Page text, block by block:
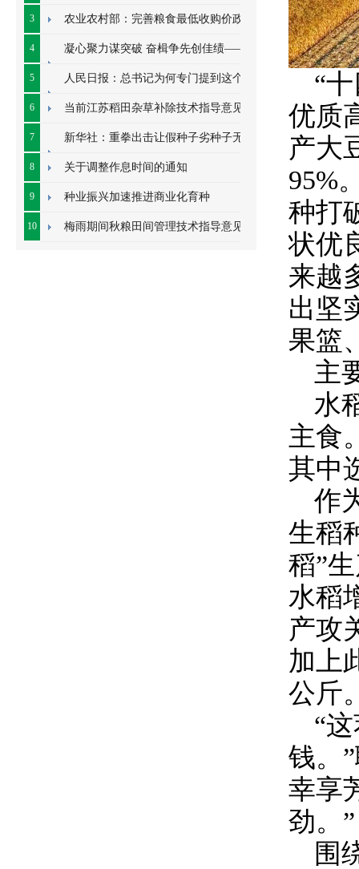
3 农业农村部：完善粮食最低收购价政策
4 凝心聚力谋突破 奋楫争先创佳绩——江
苏金土地种业2026年中总结会顺利开展
5 人民日报：总书记为何专门提到这个数
字
6 当前江苏稻田杂草补除技术指导意见
7 新华社：重拳出击让假种子劣种子无地
容身
8 关于调整作息时间的通知
9 种业振兴加速推进商业化育种
10 梅雨期间秋粮田间管理技术指导意见
“
优质
产大
95%
种打
状优
来越
出坚
果篮
主
水
主食
其中
作
生稻
稻”
水稻
产攻
加上
公斤
“
钱。
幸享
劲。”
围